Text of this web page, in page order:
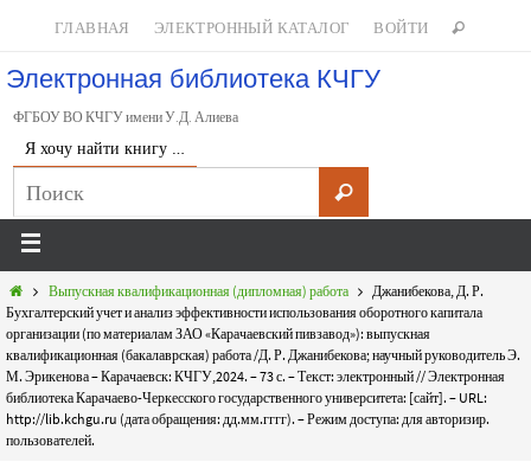
ГЛАВНАЯ ЭЛЕКТРОННЫЙ КАТАЛОГ ВОЙТИ
Электронная библиотека КЧГУ
ФГБОУ ВО КЧГУ имени У.Д. Алиева
Я хочу найти книгу …
Выпускная квалификационная (дипломная) работа
Джанибекова, Д. Р.
Бухгалтерский учет и анализ эффективности использования оборотного капитала
организации (по материалам ЗАО «Карачаевский пивзавод»): выпускная
квалификационная (бакалаврская) работа /Д. Р. Джанибекова; научный руководитель Э.
М. Эрикенова – Карачаевск: КЧГУ,2024. – 73 с. – Текст: электронный // Электронная
библиотека Карачаево-Черкесского государственного университета: [сайт]. – URL:
http://lib.kchgu.ru (дата обращения: дд.мм.гггг). – Режим доступа: для авторизир.
пользователей.